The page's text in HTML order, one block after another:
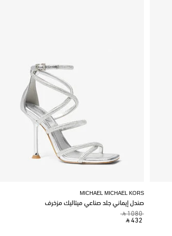
MICHAEL MICHAEL KORS
صندل إيماني جلد صناعي ميتاليك مزخرف
‎ ⃁ 1080 ‎
‎ ⃁ 432 ‎